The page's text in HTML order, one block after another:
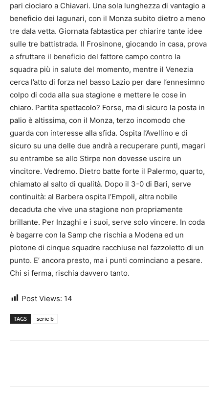
pari ciociaro a Chiavari. Una sola lunghezza di vantagio a
beneficio dei lagunari, con il Monza subito dietro a meno
tre dala vetta. Giornata fabtastica per chiarire tante idee
sulle tre battistrada. Il Frosinone, giocando in casa, prova
a sfruttare il beneficio del fattore campo contro la
squadra più in salute del momento, mentre il Venezia
cerca l’atto di forza nel basso Lazio per dare l’ennesimno
colpo di coda alla sua stagione e mettere le cose in
chiaro. Partita spettacolo? Forse, ma di sicuro la posta in
palio è altissima, con il Monza, terzo incomodo che
guarda con interesse alla sfida. Ospita l’Avellino e di
sicuro su una delle due andrà a recuperare punti, magari
su entrambe se allo Stirpe non dovesse uscire un
vincitore. Vedremo. Dietro batte forte il Palermo, quarto,
chiamato al salto di qualità. Dopo il 3-0 di Bari, serve
continuità: al Barbera ospita l’Empoli, altra nobile
decaduta che vive una stagione non propriamente
brillante. Per Inzaghi e i suoi, serve solo vincere. In coda
è bagarre con la Samp che rischia a Modena ed un
plotone di cinque squadre racchiuse nel fazzoletto di un
punto. E’ ancora presto, ma i punti cominciano a pesare.
Chi si ferma, rischia davvero tanto.
Post Views: 14
TAGS serie b